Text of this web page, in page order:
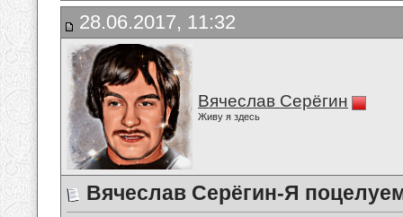
28.06.2017, 11:32
Вячеслав Серёгин
Живу я здесь
Вячеслав Серёгин-Я